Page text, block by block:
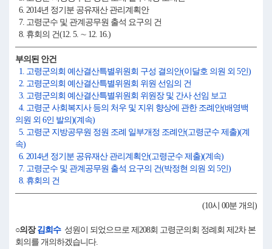
6. 2014년 정기분 공유재산 관리계획안
7. 고령군수 및 관계공무원 출석 요구의 건
8. 휴회의 건(12. 5. ∼ 12. 16.)
부의된 안건
1. 고령군의회 예산결산특별위원회 구성 결의안(이달호 의원 외 5인)
2. 고령군의회 예산결산특별위원회 위원 선임의 건
3. 고령군의회 예산결산특별위원회 위원장 및 간사 선임 보고
4. 고령군 사회복지사 등의 처우 및 지위 향상에 관한 조례안(배영백
의원 외 6인 발의)(계속)
5. 고령군 지방공무원 정원 조례 일부개정 조례안(고령군수 제출)(계
속)
6. 2014년 정기분 공유재산 관리계획안(고령군수 제출)(계속)
7. 고령군수 및 관계공무원 출석 요구의 건(박정현 의원 외 5인)
8. 휴회의 건
(10시 00분 개의)
○의장김희수성원이 되었으므로 제208회 고령군의회 정례회 제2차 본
회의를 개의하겠습니다.